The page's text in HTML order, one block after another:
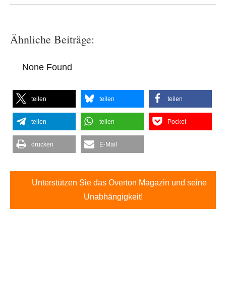
Ähnliche Beiträge:
None Found
teilen teilen teilen
teilen teilen Pocket
drucken E-Mail
Unterstützen Sie das Overton Magazin und seine
Unabhängigkeit!